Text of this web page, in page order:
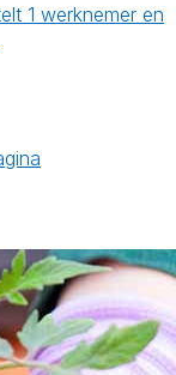
1 werknemer en